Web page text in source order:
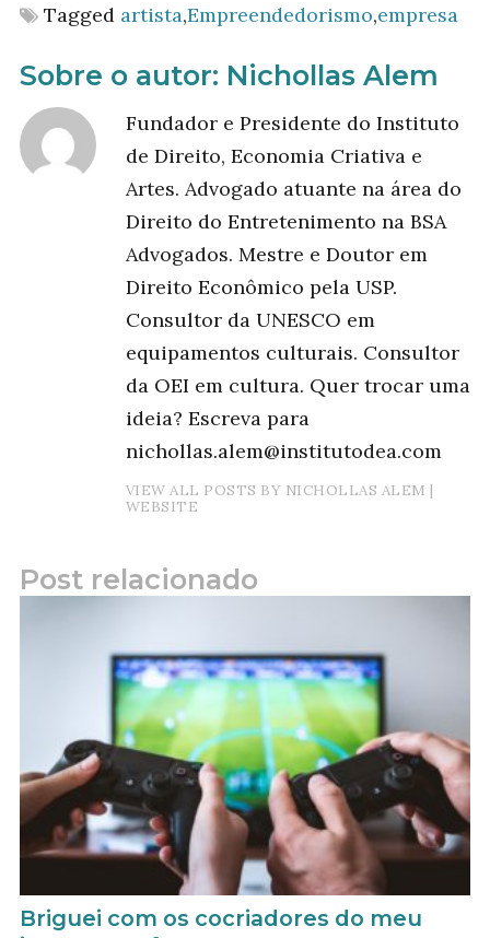
Tagged artista,Empreendedorismo,empresa
Sobre o autor: Nichollas Alem
Fundador e Presidente do Instituto
de Direito, Economia Criativa e
Artes. Advogado atuante na área do
Direito do Entretenimento na BSA
Advogados. Mestre e Doutor em
Direito Econômico pela USP.
Consultor da UNESCO em
equipamentos culturais. Consultor
da OEI em cultura. Quer trocar uma
ideia? Escreva para
nichollas.alem@institutodea.com
VIEW ALL POSTS BY NICHOLLAS ALEM |
WEBSITE
Post relacionado
Briguei com os cocriadores do meu